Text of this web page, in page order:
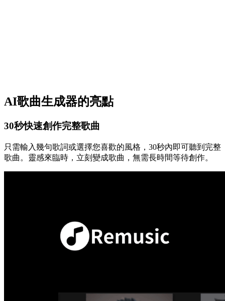
AI歌曲生成器的亮點
30秒快速創作完整歌曲
只需輸入幾句歌詞或選擇您喜歡的風格，30秒內即可聽到完整
歌曲。靈感來臨時，立刻變成歌曲，無需長時間等待創作。